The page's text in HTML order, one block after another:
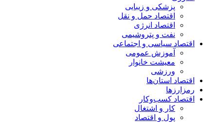
پزشکی و زیبایی
اقتصاد حمل و نقل
اقتصاد انرژی
نفت و پتروشیمی
اقتصاد سیاسی و اجتماعی
آموزش عمومی
معیشت خانوار
ورزشی
اقتصاد استان‌ها
رمزارزها
اقتصاد کسب‌و‌کار
کار و اشتغال
پول و اقتصاد